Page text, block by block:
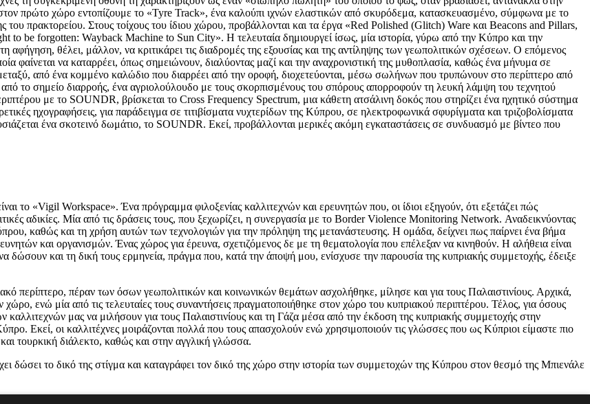
στον πρώτο χώρο εντοπίζουμε το «Tyre Track», ένα καλούπι ιχνών ελαστικών από σκυρόδεμα, κατασκευασμένο, σύμφωνα με το
πρακτορείου. Στους τοίχους του ίδιου χώρου, προβάλλονται και τα έργα «Red Polished (Glitch) Ware και Beacons and Pillars,
to be forgotten: Wayback Machine to Sun City». Η τελευταία δημιουργεί ίσως, μία ιστορία, γύρω από την Κύπρο και την
αφήγηση, θέλει, μάλλον, να κριτικάρει τις διαδρομές της εξουσίας και της αντίληψης των γεωπολιτικών σχέσεων. Ο επόμενος
φαίνεται να καταρρέει, όπως σημειώνουν, διαλύοντας μαζί και την αναχρονιστική της μυθοπλασία, καθώς ένα μήνυμα σε
από ένα κομμένο καλώδιο που διαρρέει από την οροφή, διοχετεύονται, μέσω σωλήνων που τρυπώνουν στο περίπτερο από
το σημείο διαρροής, ένα αγριολούλουδο με τους σκορπισμένους του σπόρους απορροφούν τη λευκή λάμψη του τεχνητού
με το SOUNDR, βρίσκεται το Cross Frequency Spectrum, μια κάθετη ατσάλινη δοκός που στηρίζει ένα ηχητικό σύστημα
ηχογραφήσεις, για παράδειγμα σε τιτιβίσματα νυχτερίδων της Κύπρου, σε ηλεκτροφωνικά σφυρίγματα και τριζοβολίσματα
ένα σκοτεινό δωμάτιο, το SOUNDR. Εκεί, προβάλλονται μερικές ακόμη εγκαταστάσεις σε συνδυασμό με βίντεο που
το «Vigil Workspace». Ένα πρόγραμμα φιλοξενίας καλλιτεχνών και ερευνητών που, οι ίδιοι εξηγούν, ότι εξετάζει πώς
αδικίες. Μία από τις δράσεις τους, που ξεχωρίζει, η συνεργασία με το Border Violence Monitoring Network. Αναδεικνύοντας
καθώς και τη χρήση αυτών των τεχνολογιών για την πρόληψη της μετανάστευσης. Η ομάδα, δείχνει πως παίρνει ένα βήμα
και οργανισμών. Ένας χώρος για έρευνα, σχετιζόμενος δε με τη θεματολογία που επέλεξαν να κινηθούν. Η αλήθεια είναι
δώσουν και τη δική τους ερμηνεία, πράγμα που, κατά την άποψή μου, ενίσχυσε την παρουσία της κυπριακής συμμετοχής, έδειξε
περίπτερο, πέραν των όσων γεωπολιτικών και κοινωνικών θεμάτων ασχολήθηκε, μίλησε και για τους Παλαιστινίους. Αρχικά,
ενώ μία από τις τελευταίες τους συναντήσεις πραγματοποιήθηκε στον χώρο του κυπριακού περιπτέρου. Τέλος, για όσους
μας να μιλήσουν για τους Παλαιστινίους και τη Γάζα μέσα από την έκδοση της κυπριακής συμμετοχής στην
Εκεί, οι καλλιτέχνες μοιράζονται πολλά που τους απασχολούν ενώ χρησιμοποιούν τις γλώσσες που ως Κύπριοι είμαστε πιο
τουρκική διάλεκτο, καθώς και στην αγγλική γλώσσα.
δώσει το δικό της στίγμα και καταγράφει τον δικό της χώρο στην ιστορία των συμμετοχών της Κύπρου στον θεσμό της Μπιενάλε